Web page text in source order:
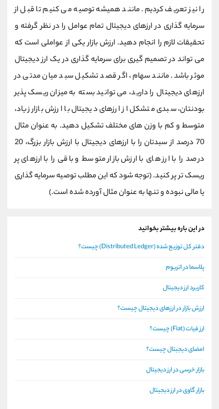
را نیز تعریف کردیم. مانند همیشه توصیه می کنیم تا قبل از
سرمایه گذاری در ارزهای دیجیتال تمام عوامل را در نظر گرفته و
تحقیقات لازم را انجام دهید. ارزش بازار یکی از عواملی است که
می تواند در تصمیم گیری برای سرمایه گذاری در یک ارز دیجیتال
موثر باشد. مانند سهام، اگر قصد تشکیل سبد میان مدتی در
ارزهای دیجیتال را دارید، می توانید بسته به میزان ریسک پذیر
بودنتان، سبدی متشکل از ارزهای دیجیتال با ارزش بازار زیاد،
متوسط و کم با وزن های مختلف تشکیل دهید. به عنوان مثال
70 درصد از سبدتان را با ارزهای دیجیتال با ارزش بازار بزرگ، 20
درصد را با ارز های با ارزش بازار متوسط و باقی را با ارزهای پر
ریسک تر پر کنید. (توجه شود که این مطلب توصیه سرمایه گذاری
یا مالی نبوده و تنها به عنوان مثال آورده شده است.)
در این باره بیشتر بخوانید
دفتر کل توزیع شده (Distributed Ledger) چیست؟
پلاسما در اتریوم
کاربرد ارز دیجیتال
ارزش بازار در ارزهای دیجیتال چیست؟
ارز فیات (Fiat) چیست؟
امضای دیجیتال چیست؟
بازار خرسی در ارز دیجیتال
بازار گاوی در ارز دیجیتال